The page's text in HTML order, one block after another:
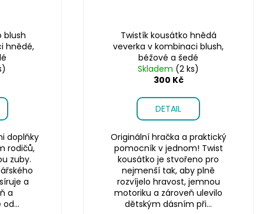
blush
hnědé,
doplňky
rodičů,
zuby.
a
a
Twistík kousátko hnědá
veverka v kombinaci blush,
béžové a šedé
Skladem (2 ks)
300 Kč
DETAIL
Originální hračka a praktický
pomocník v jednom! Twist
kousátko je stvořeno pro
nejmenší tak, aby plně
rozvíjelo hravost, jemnou
motoriku a zároveň ulevilo
dětským dásním při...